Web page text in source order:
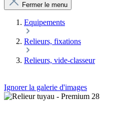
Fermer le menu
Equipements
Relieurs, fixations
Relieurs, vide-classeur
Ignorer la galerie d'images